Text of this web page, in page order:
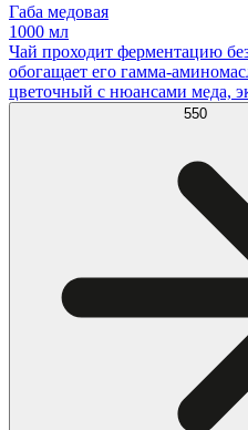
Габа медовая
1000 мл
Чай проходит ферментацию
обогащает его гамма-
цветочный с нюансами меда,
550